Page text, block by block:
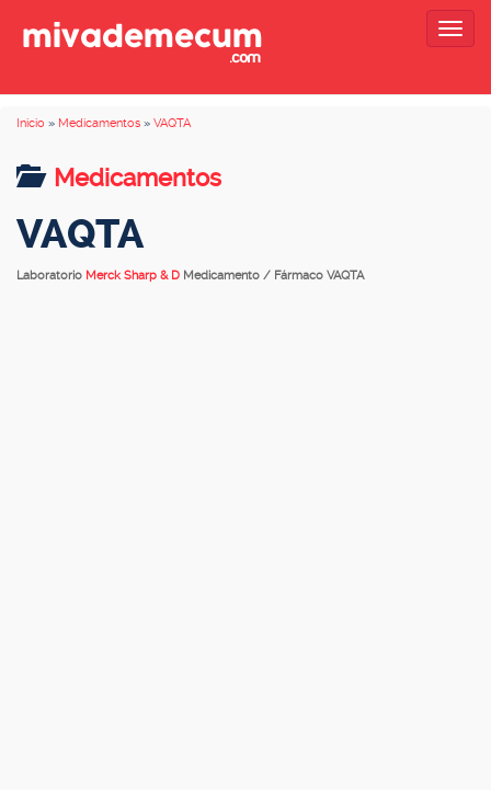
Inicio » Medicamentos » VAQTA
Medicamentos
VAQTA
Laboratorio Merck Sharp & D Medicamento / Fármaco VAQTA